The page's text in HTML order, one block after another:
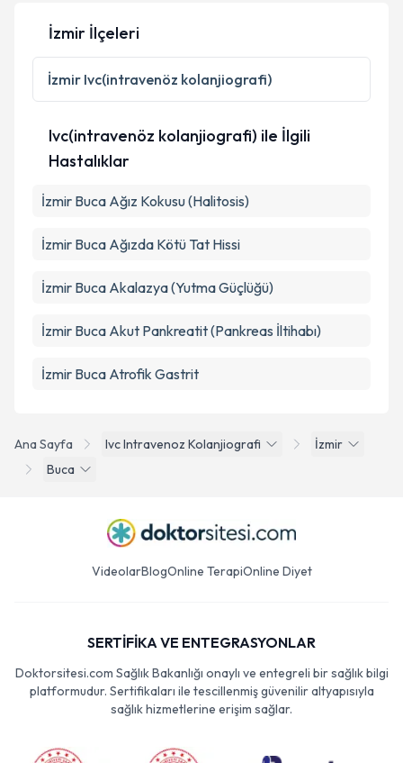
Kişisel verilerimin işlenmesine ilişkinAydınlatma
Metni
'ni okudum ve kişisel verilerimin belirtilen
kapsamda işlenmesini kabul ediyorum.
Takvim Talebini Gönder
Ana Sayfa Ivc Intravenoz Kolanjiografi
İzmir
Buca
İzmir İlçeleri
İzmir Ivc(intravenöz kolanjiografi)
Ivc(intravenöz kolanjiografi) ile İlgili
Hastalıklar
İzmir Buca Ağız Kokusu (Halitosis)
İzmir Buca Ağızda Kötü Tat Hissi
İzmir Buca Akalazya (Yutma Güçlüğü)
İzmir Buca Akut Pankreatit (Pankreas İltihabı)
İzmir Buca Atrofik Gastrit
VideolarBlogOnline TerapiOnline Diyet
SERTİFİKA VE ENTEGRASYONLAR
Doktorsitesi.com Sağlık Bakanlığı onaylı ve entegreli bir sağlık bilgi
platformudur. Sertifikaları ile tescillenmiş güvenilir altyapısıyla
sağlık hizmetlerine erişim sağlar.